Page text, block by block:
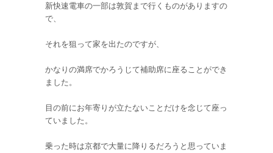
新快速電車の一部は敦賀まで行くものがありますの
で、
それを狙って家を出たのですが、
かなりの満席でかろうじて補助席に座ることができ
ました。
目の前にお年寄りが立たないことだけを念じて座っ
ていました。
乗った時は京都で大量に降りるだろうと思っていま